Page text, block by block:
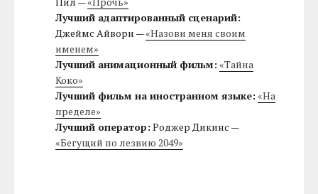
Лучший адаптированный сценарий:
Джеймс Айвори —«Назови меня своим
именем»
Лучший анимационный фильм: «Тайна
Коко»
Лучший фильм на иностранном языке: «На
пределе»
Лучший оператор: Роджер Дикинс —
«Бегущий по лезвию 2049»